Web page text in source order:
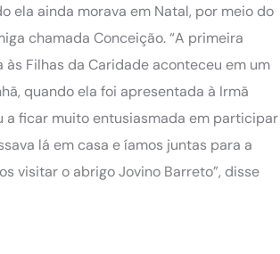
ela ainda morava em Natal, por meio do
chamada Conceição. “A primeira
às Filhas da Caridade aconteceu em um
quando ela foi apresentada à Irmã
a ficar muito entusiasmada em participar
lá em casa e íamos juntas para a
visitar o abrigo Jovino Barreto”, disse